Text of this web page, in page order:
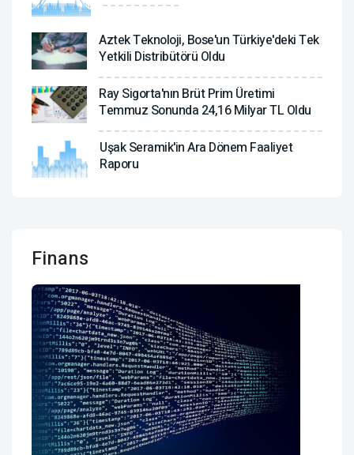
Aztek Teknoloji, Bose'un Türkiye'deki Tek
Yetkili Distribütörü Oldu
Ray Sigorta'nın Brüt Prim Üretimi
Temmuz Sonunda 24,16 Milyar TL Oldu
Uşak Seramik'in Ara Dönem Faaliyet
Raporu
Finans